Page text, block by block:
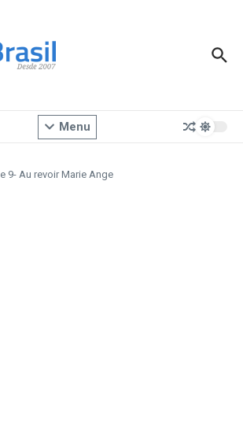
Menu
9- Au revoir Marie Ange